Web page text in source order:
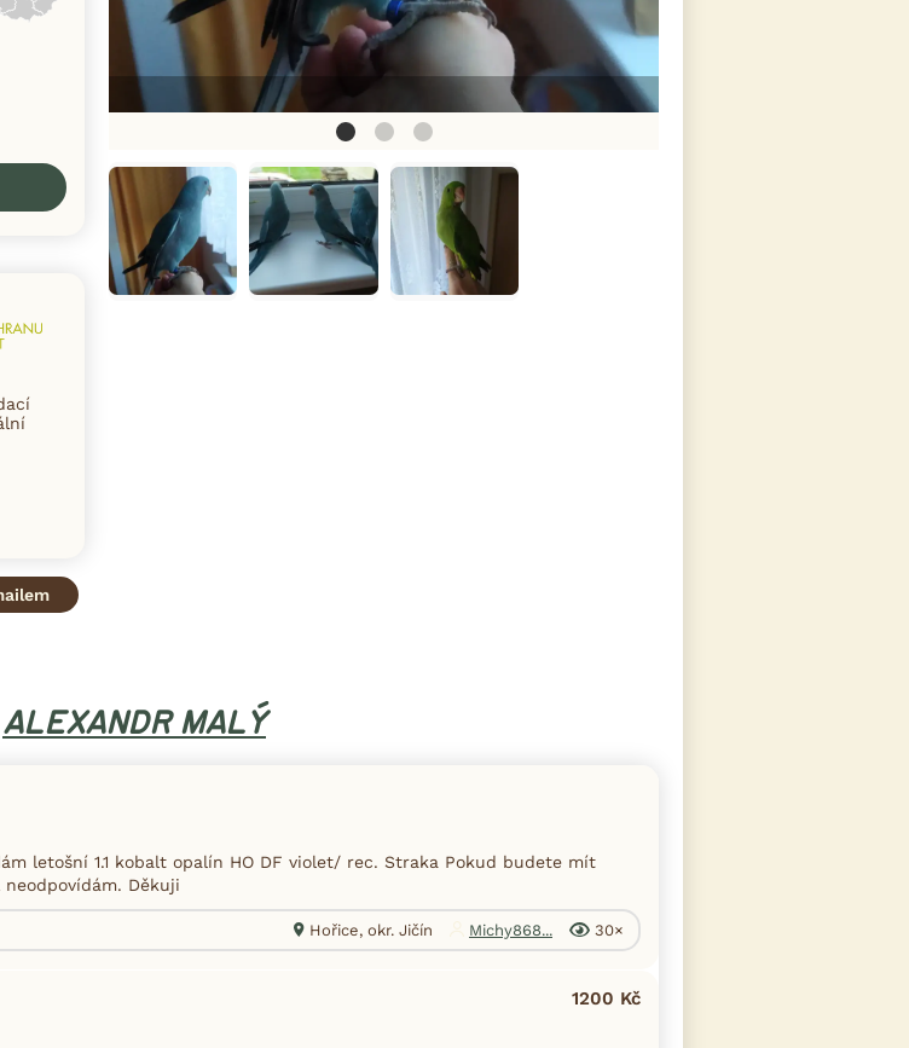
ALEXANDR MALÝ
letošní 1.1 kobalt opalín HO DF violet/ rec. Straka Pokud budete mít
Děkuji
Hořice, okr. Jičín Michy868... 30×
1200 Kč